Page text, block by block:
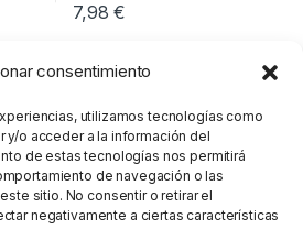
consentimiento
utilizamos tecnologías como
y/o acceder a la información del
de estas tecnologías nos permitirá
de navegación o las
sitio. No consentir o retirar el
negativamente a ciertas características
7,98€